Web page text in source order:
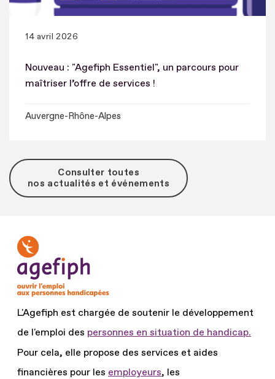
14 avril 2026
Nouveau : "Agefiph Essentiel", un parcours pour
maîtriser l’offre de services !
Auvergne-Rhône-Alpes
Consulter toutes
nos actualités et événements
L'Agefiph est chargée de soutenir le développement
de l'emploi des personnes en situation de handicap.
Pour cela, elle propose des services et aides
financières pour les employeurs, les